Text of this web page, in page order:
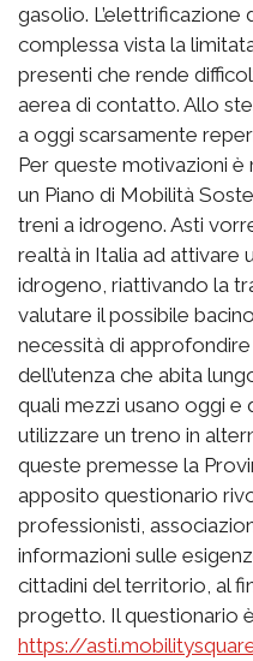
gasolio.
complessa vista la
presenti che rende
aerea di contatto. Allo
a oggi scarsamente
Per queste motivazioni è
un Piano di Mobilità
treni a idrogeno. Asti
realtà in Italia ad attivare
idrogeno, riattivando la
valutare il possibile
necessità di
dell’utenza che abita
quali mezzi usano oggi e
utilizzare un treno in
queste premesse la
apposito questionario
professionisti,
informazioni sulle
cittadini del territorio, al
progetto. Il questionario
https://